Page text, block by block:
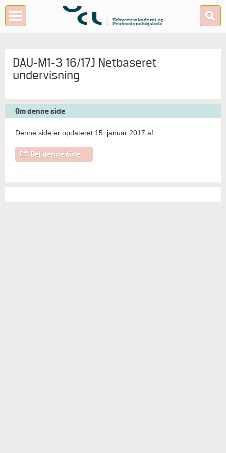
DAU-M1-3 16/17J Netbaseret
undervisning
Om denne side
Denne side er opdateret 15. januar 2017 af
Del denne side